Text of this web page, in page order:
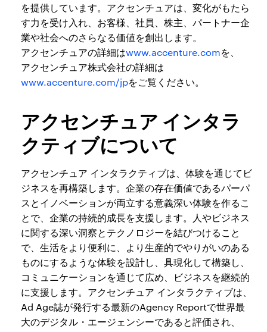
を提供しています。アクセンチュアは、変化がもたら
す力を受け入れ、お客様、社員、株主、パートナー企
業や社会へのさらなる価値を創出します。
アクセンチュアの詳細はwww.accenture.comを、
アクセンチュア株式会社の詳細は
www.accenture.com/jpをご覧ください。
アクセンチュア インタラ
クティブについて
アクセンチュア インタラクティブは、体験を通じてビ
ジネスを再構築します。企業の存在価値であるパーパ
スとイノベーションが両立する意義深い体験を作るこ
とで、企業の持続的成長を支援します。人やビジネス
に関する深い洞察とテクノロジーを結びつけること
で、生活をより便利に、より生産的でやりがいのある
ものにするような体験を設計し、具現化して構築し、
コミュニケーションを通じて広め、ビジネスを継続的
に支援します。アクセンチュア インタラクティブは、
Ad Age誌が発行する最新のAgency Reportで世界最
大のデジタル・エージェンシーであると評価され、